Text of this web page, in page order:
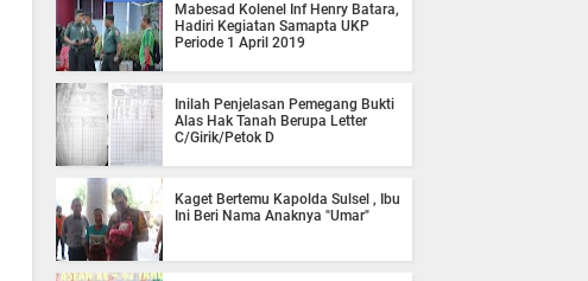
Mabesad Kolenel Inf Henry Batara,
Hadiri Kegiatan Samapta UKP
Periode 1 April 2019
Inilah Penjelasan Pemegang Bukti
Alas Hak Tanah Berupa Letter
C/Girik/Petok D
Kaget Bertemu Kapolda Sulsel , Ibu
Ini Beri Nama Anaknya "Umar"